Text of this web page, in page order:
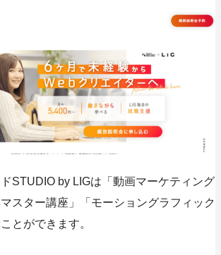
STUDIO by LIGは「動画マーケティング
スター講座」「モーショングラフィック
とができます。